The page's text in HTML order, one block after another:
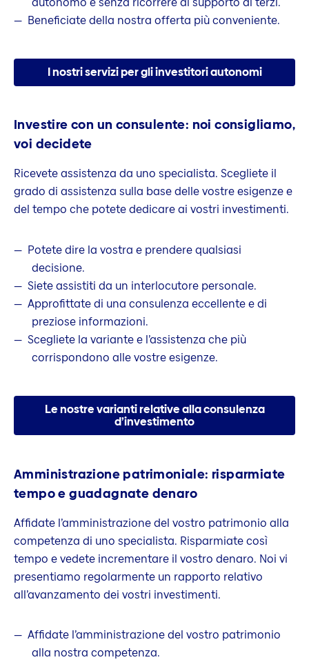
Beneficiate della nostra offerta più conveniente.
I nostri servizi per gli investitori autonomi
Investire con un consulente: noi consigliamo,
voi decidete
Ricevete assistenza da uno specialista. Scegliete il
grado di assistenza sulla base delle vostre esigenze e
del tempo che potete dedicare ai vostri investimenti.
Potete dire la vostra e prendere qualsiasi
decisione.
Siete assistiti da un interlocutore personale.
Approfittate di una consulenza eccellente e di
preziose informazioni.
Scegliete la variante e l’assistenza che più
corrispondono alle vostre esigenze.
Le nostre varianti relative alla consulenza
d’investimento
Amministrazione patrimoniale: risparmiate
tempo e guadagnate denaro
Affidate l’amministrazione del vostro patrimonio alla
competenza di uno specialista. Risparmiate così
tempo e vedete incrementare il vostro denaro. Noi vi
presentiamo regolarmente un rapporto relativo
all’avanzamento dei vostri investimenti.
Affidate l’amministrazione del vostro patrimonio
alla nostra competenza.